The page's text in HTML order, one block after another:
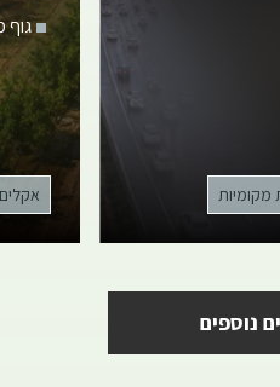
מקומיות אקלים
נוספים